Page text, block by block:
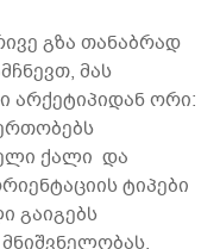
გზა თანაბრად
მას
არქეტიპიდან ორი:
ქალი და
ტიპები
გაიგებს